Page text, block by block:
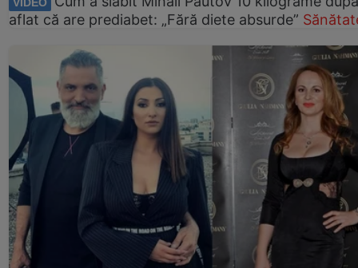
aflat că are prediabet: „Fără diete absurde”